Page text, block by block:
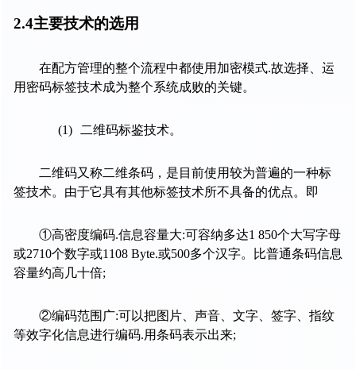
2.4主要技术的选用
在配方管理的整个流程中都使用加密模式.故选择、运
用密码标签技术成为整个系统成败的关键。
(1) 二维码标鉴技术。
二维码又称二维条码，是目前使用较为普遍的一种标
签技术。由于它具有其他标签技术所不具备的优点。即
①高密度编码.信息容量大:可容纳多达1 850个大写字母
或2710个数字或1108 Byte.或500多个汉字。比普通条码信息
容量约高几十倍;
②编码范围广:可以把图片、声音、文字、签字、指纹
等效字化信息进行编码.用条码表示出来;